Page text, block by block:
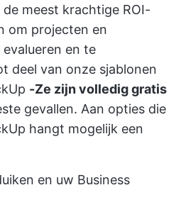
meest krachtige ROI-
om projecten en
en te
deel van onze sjablonen
-Ze zijn volledig gratis
gevallen. Aan opties die
hangt mogelijk een
en uw Business